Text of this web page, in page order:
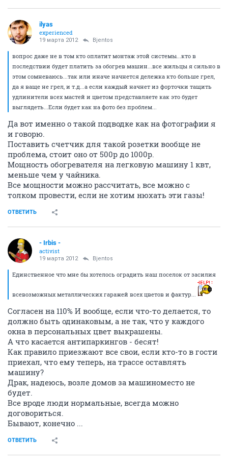
ilyas
experienced
19 марта 2012 Bjentos
вопрос даже не в том кто оплатит монтаж этой системы...кто в
последствии будет платить за обогрев машин...все жильцы я сильно в
этом сомневаюсь...так или иначе начнется дележка кто больше грел,
да я ваще не грел, и т.д...а если каждый начнет из форточки тащить
удлинители всех мастей и цветом представляете как это будет
выглядеть...Если будет как на фото без проблем...
Да вот именно о такой подводке как на фотографии я
и говорю.
Поставить счетчик для такой розетки вообще не
проблема, стоит оно от 500р до 1000р.
Мощность обогревателя на легковую машину 1 квт,
меньше чем у чайника.
Все мощности можно рассчитать, все можно с
толком провести, если не хотим нюхать эти газы!
ОТВЕТИТЬ
- Irbis -
activist
19 марта 2012 Bjentos
Единственное что мне бы хотелось оградить наш поселок от засилия
всевозможных металлических гаражей всех цветов и фактур...
Согласен на 110% И вообще, если что-то делается, то
должно быть одинаковым, а не так, что у каждого
окна в персональных цвет выкрашены.
А что касается антипаркингов - бесят!
Как правило приезжают все свои, если кто-то в гости
приехал, что ему теперь, на трассе оставлять
машину?
Драк, надеюсь, возле домов за машиноместо не
будет.
Все вроде люди нормальные, всегда можно
договориться.
Бывают, конечно ...
ОТВЕТИТЬ